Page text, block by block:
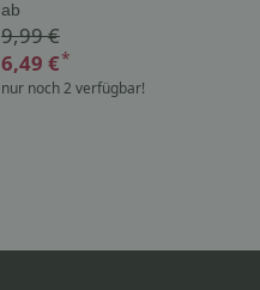
ab
9,99 €
6,49 €*
nur noch 2 verfügbar!